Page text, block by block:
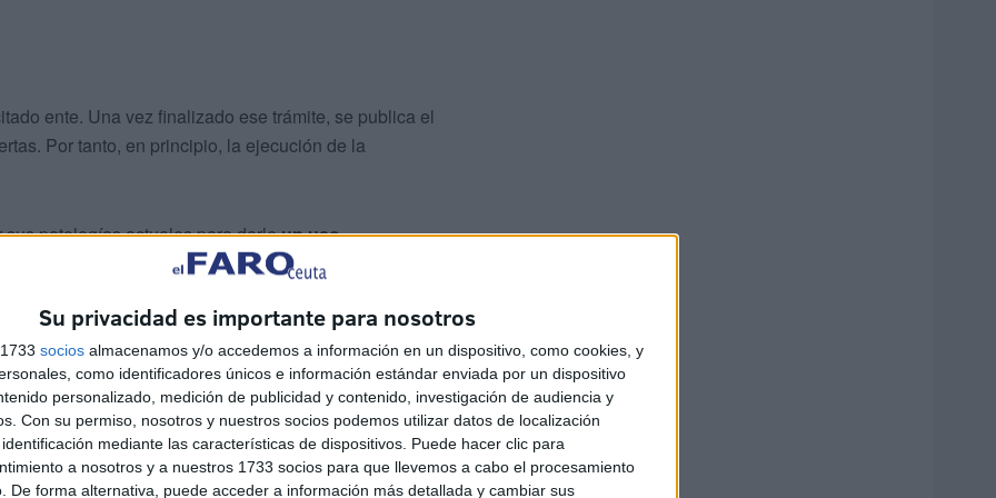
Su privacidad es importante para nosotros
socios almacenamos y/o accedemos a información en un dispositivo, como cookies, y
como identificadores únicos e información estándar enviada por un dispositivo
personalizado, medición de publicidad y contenido, investigación de audiencia y
Con su permiso, nosotros y nuestros socios podemos utilizar datos de localización
mediante las características de dispositivos. Puede hacer clic para
a nosotros y a nuestros 1733 socios para que llevemos a cabo el procesamiento
De forma alternativa, puede acceder a información más detallada y cambiar sus
ente. Una vez finalizado ese trámite, se publica el
Por tanto, en principio, la ejecución de la
sus patologías actuales para darleun uso
Cultura. El pasado diciembre esta intención fue
se adjudicó a Tragsatec la elaboración de la
en inicio los 94.745,65 euros.